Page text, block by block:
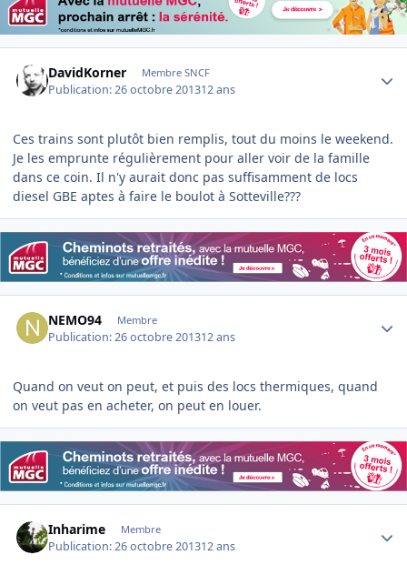
DavidKorner Membre SNCF
Publication:26 octobre 201312 ans
Ces trains sont plutôt bien remplis, tout du moins le weekend.
Je les emprunte régulièrement pour aller voir de la famille
dans ce coin. Il n'y aurait donc pas suffisamment de locs
diesel GBE aptes à faire le boulot à Sotteville???
NEMO94 Membre
Publication:26 octobre 201312 ans
Quand on veut on peut, et puis des locs thermiques, quand
on veut pas en acheter, on peut en louer.
Inharime Membre
Publication:26 octobre 201312 ans